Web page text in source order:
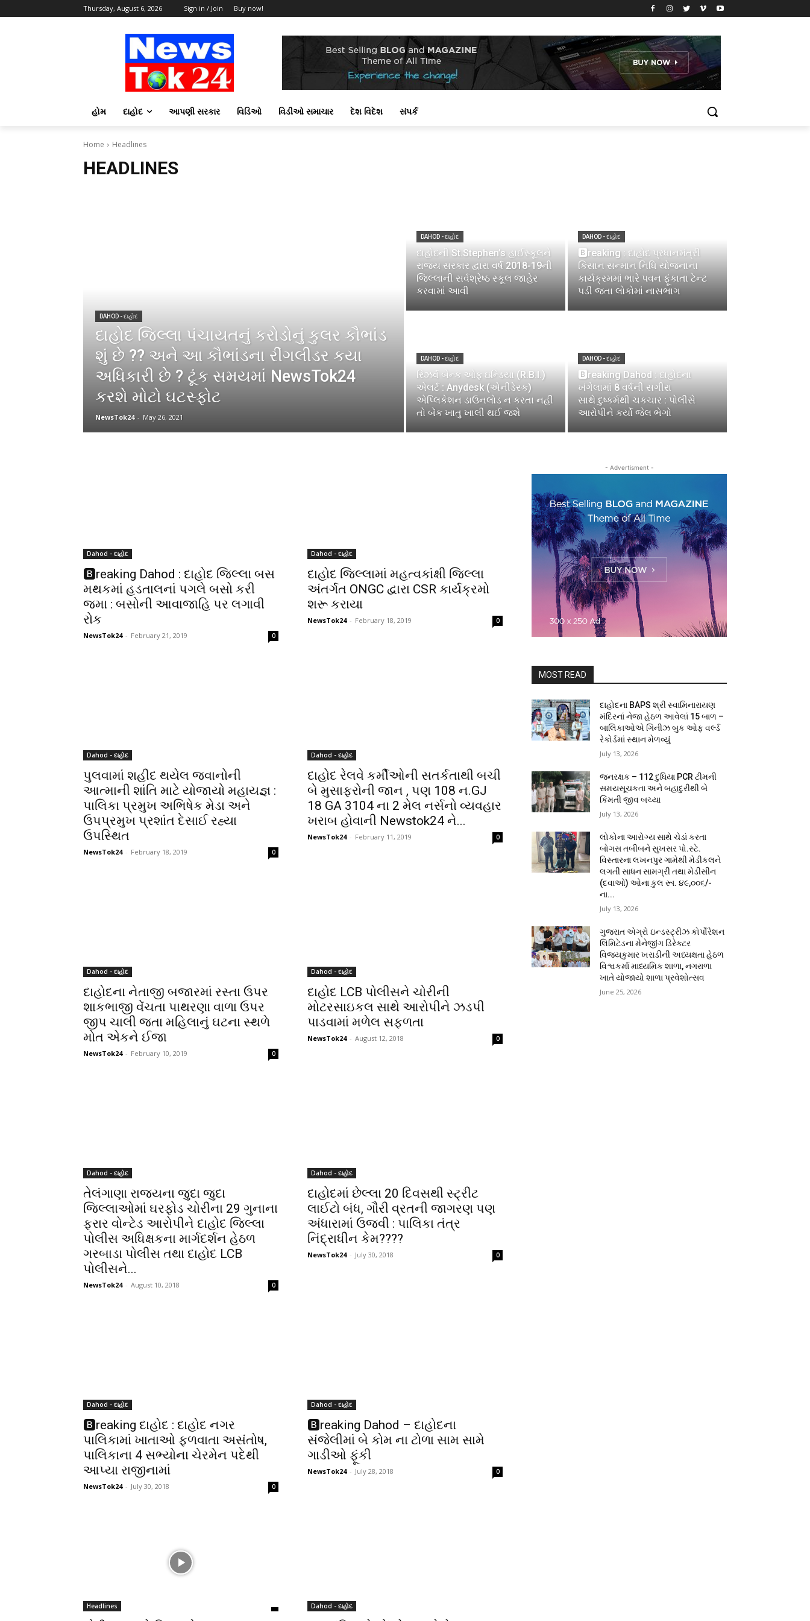
Thursday, August 6, 2026 Sign in / Join Buy now!
હોમ દાહોદ આપણી સરકાર વિડિઓ વિડીઓ સમાચાર દેશ વિદેશ સંપર્ક
Home Headlines
HEADLINES
DAHOD - દાહોદ
દાહોદ જિલ્લા પંચાયતનું કરોડોનું કુલર કૌભાંડ
શું છે ?? અને આ કૌભાંડના રીંગલીડર કયા
અધિકારી છે ? ટૂંક સમયમાં NewsTok24
કરશે મોટો ઘટસ્ફોટ
NewsTok24 - May 26, 2021
DAHOD - દાહોદ
દાહોદની St.Stephen’s હાઈસ્કૂલને
રાજ્ય સરકાર દ્વારા વર્ષ 2018-19ની
જિલ્લાની સર્વશ્રેષ્ઠ સ્કૂલ જાહેર
કરવામાં આવી
DAHOD - દાહોદ
🅱reaking : દાહોદ પ્રધાનમંત્રી
કિસાન સન્માન નિધિ યોજનાના
કાર્યક્રમમાં ભારે પવન ફૂંકાતા ટેન્ટ
પડી જતા લોકોમાં નાસભાગ
DAHOD - દાહોદ
રિઝર્વ બેન્ક ઓફ ઇન્ડિયા (R.B.I.)
એલર્ટ : Anydesk (એનીડેસ્ક)
એપ્લિકેશન ડાઉનલોડ ન કરતા નહીં
તો બેંક ખાતુ ખાલી થઈ જશે
DAHOD - દાહોદ
🅱reaking Dahod : દાહોદના
ખંગેલામાં 8 વર્ષની સગીરા
સાથે દુષ્કર્મથી ચકચાર : પોલીસે
આરોપીને કર્યો જેલ ભેગો
Dahod - દાહોદ
🅱reaking Dahod : દાહોદ જિલ્લા બસ
મથકમાં હડતાલનાં પગલે બસો કરી
જમા : બસોની આવાજાહિ પર લગાવી
રોક
NewsTok24 - February 21, 2019 0
Dahod - દાહોદ
દાહોદ જિલ્લામાં મહત્વકાંક્ષી જિલ્લા
અંતર્ગત ONGC દ્વારા CSR કાર્યક્રમો
શરૂ કરાયા
NewsTok24 - February 18, 2019 0
Dahod - દાહોદ
પુલવામાં શહીદ થયેલ જવાનોની
આત્માની શાંતિ માટે યોજાયો મહાયજ્ઞ :
પાલિકા પ્રમુખ અભિષેક મેડા અને
ઉપપ્રમુખ પ્રશાંત દેસાઈ રહ્યા
ઉપસ્થિત
NewsTok24 - February 18, 2019 0
Dahod - દાહોદ
દાહોદ રેલવે કર્મીઓની સતર્કતાથી બચી
બે મુસાફરોની જાન , પણ 108 ન.GJ
18 GA 3104 ના 2 મેલ નર્સનો વ્યવહાર
ખરાબ હોવાની Newstok24 ને...
NewsTok24 - February 11, 2019 0
Dahod - દાહોદ
દાહોદના નેતાજી બજારમાં રસ્તા ઉપર
શાકભાજી વેંચતા પાથરણા વાળા ઉપર
જીપ ચાલી જતા મહિલાનું ઘટના સ્થળે
મોત એકને ઈજા
NewsTok24 - February 10, 2019 0
Dahod - દાહોદ
દાહોદ LCB પોલીસને ચોરીની
મોટરસાઇકલ સાથે આરોપીને ઝડપી
પાડવામાં મળેલ સફળતા
NewsTok24 - August 12, 2018 0
Dahod - દાહોદ
તેલંગાણા રાજ્યના જુદા જુદા
જિલ્લાઓમાં ઘરફોડ ચોરીના 29 ગુનાના
ફરાર વોન્ટેડ આરોપીને દાહોદ જિલ્લા
પોલીસ અધિક્ષકના માર્ગદર્શન હેઠળ
ગરબાડા પોલીસ તથા દાહોદ LCB
પોલીસને...
NewsTok24 - August 10, 2018 0
Dahod - દાહોદ
દાહોદમાં છેલ્લા 20 દિવસથી સ્ટ્રીટ
લાઈટો બંધ, ગૌરી વ્રતની જાગરણ પણ
અંધારામાં ઉજવી : પાલિકા તંત્ર
નિંદ્રાધીન કેમ????
NewsTok24 - July 30, 2018 0
Dahod - દાહોદ
🅱reaking દાહોદ : દાહોદ નગર
પાલિકામાં ખાતાઓ ફળવાતા અસંતોષ,
પાલિકાના 4 સભ્યોના ચેરમેન પદેથી
આપ્યા રાજીનામાં
NewsTok24 - July 30, 2018 0
Dahod - દાહોદ
🅱reaking Dahod – દાહોદના
સંજેલીમાં બે કોમ ના ટોળા સામ સામે
ગાડીઓ ફૂંકી
NewsTok24 - July 28, 2018 0
Headlines Dahod - દાહોદ
- Advertisment -
MOST READ
દાહોદના BAPS શ્રી સ્વામિનારાયણ
મંદિરનાં નેજા હેઠળ આવેલાં 15 બાળ –
બાલિકાઓએ ગિનીઝ બુક ઓફ વર્લ્ડ
રેકોર્ડમાં સ્થાન મેળવ્યું
July 13, 2026
જનરક્ષક – 112 દુધિયા PCR ટીમની
સમયસૂચકતા અને બહાદુરીથી બે
કિંમતી જીવ બચ્યા
July 13, 2026
લોકોના આરોગ્ય સાથે ચેડાં કરતા
બોગસ તબીબને સુખસર પો.સ્ટે.
વિસ્તારના લખનપુર ગામેથી મેડીકલને
લગતી સાધન સામગ્રી તથા મેડીસીન
(દવાઓ) ઓના કુલ રૂા. ૪૯,૦૦૬/-
ના...
July 13, 2026
ગુજરાત એગ્રો ઇન્ડસ્ટ્રીઝ કોર્પોરેશન
લિમિટેડના મેનેજીંગ ડિરેક્ટર
વિજયકુમાર ખરાડીની અધ્યક્ષતા હેઠળ
વિશ્વકર્મા માધ્યમિક શાળા, નગરાળા
ખાતે યોજાયો શાળા પ્રવેશોત્સવ
June 25, 2026